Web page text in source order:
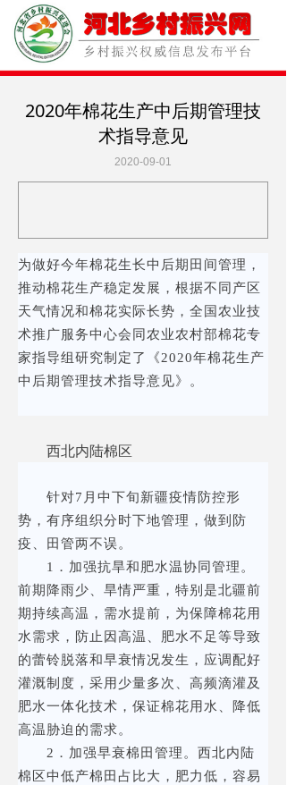
2020年棉花生产中后期管理技
术指导意见
为做好今年棉花生长中后期田间管理，
推动棉花生产稳定发展，根据不同产区
天气情况和棉花实际长势，全国农业技
术推广服务中心会同农业农村部棉花专
家指导组研究制定了《2020年棉花生产
中后期管理技术指导意见》。
西北内陆棉区
针对7月中下旬新疆疫情防控形
势，有序组织分时下地管理，做到防
疫、田管两不误。
1．加强抗旱和肥水温协同管理。
前期降雨少、旱情严重，特别是北疆前
期持续高温，需水提前，为保障棉花用
水需求，防止因高温、肥水不足等导致
的蕾铃脱落和早衰情况发生，应调配好
灌溉制度，采用少量多次、高频滴灌及
肥水一体化技术，保证棉花用水、降低
高温胁迫的需求。
2．加强早衰棉田管理。西北内陆
棉区中低产棉田占比大，肥力低，容易
2020-09-01